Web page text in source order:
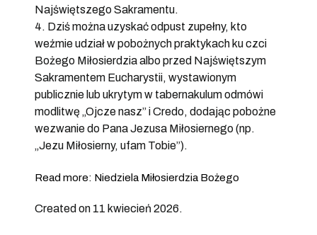
Najświętszego Sakramentu.
4. Dziś można uzyskać odpust zupełny, kto
weźmie udział w pobożnych praktykach ku czci
Bożego Miłosierdzia albo przed Najświętszym
Sakramentem Eucharystii, wystawionym
publicznie lub ukrytym w tabernakulum odmówi
modlitwę „Ojcze nasz” i Credo, dodając pobożne
wezwanie do Pana Jezusa Miłosiernego (np.
„Jezu Miłosierny, ufam Tobie”).
Read more: Niedziela Miłosierdzia Bożego
Created on 11 kwiecień 2026.